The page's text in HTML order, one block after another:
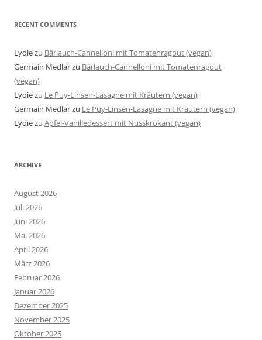
RECENT COMMENTS
Lydiezu Bärlauch-Cannelloni mit Tomatenragout (vegan)
Germain Medlarzu Bärlauch-Cannelloni mit Tomatenragout
(vegan)
Lydiezu Le Puy-Linsen-Lasagne mit Kräutern (vegan)
Germain Medlarzu Le Puy-Linsen-Lasagne mit Kräutern (vegan)
Lydiezu Apfel-Vanilledessert mit Nusskrokant (vegan)
ARCHIVE
August 2026
Juli 2026
Juni 2026
Mai 2026
April 2026
März 2026
Februar 2026
Januar 2026
Dezember 2025
November 2025
Oktober 2025